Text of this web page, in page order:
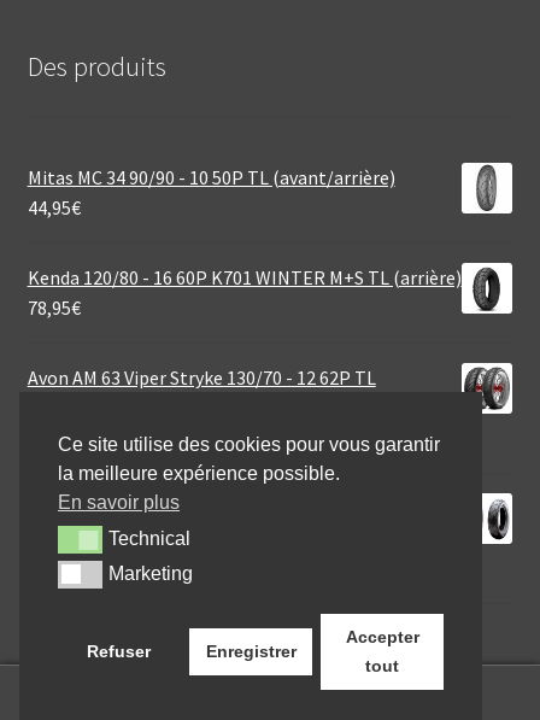
Des produits
Mitas MC 34 90/90 - 10 50P TL (avant/arrière)
44,95€
Kenda 120/80 - 16 60P K701 WINTER M+S TL (arrière)
78,95€
Avon AM 63 Viper Stryke 130/70 - 12 62P TL
49,09€
Heidenau K 65 OMR 120/90 - 18 71H TL
(avant/arrière)
136,96€
Ce site utilise des cookies pour vous garantir
la meilleure expérience possible.
En savoir plus
TechnicalTechnical
MarketingMarketing
Refuser Enregistrer
Accepter
tout